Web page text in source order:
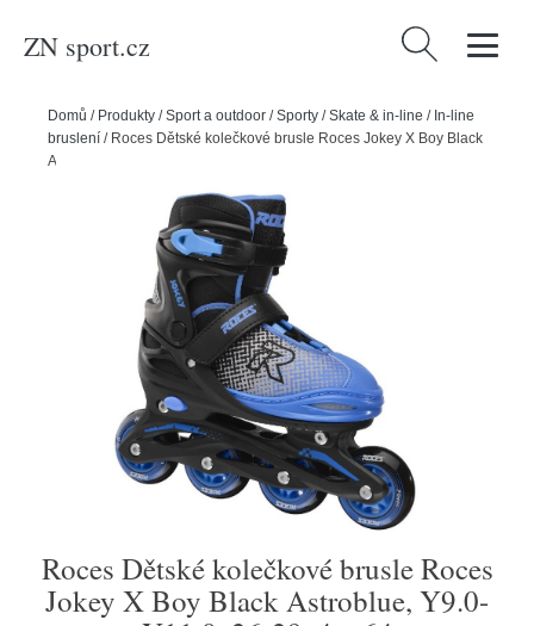
ZN sport.cz Vyhledávání
Domů / Produkty /Sport a outdoor /Sporty /Skate & in-line / In-line
bruslení / Roces Dětské kolečkové brusle Roces Jokey X Boy Black
Astroblue, Y9.0-Y11.0, 26-29, 4x, 64
Roces Dětské kolečkové brusle Roces
Jokey X Boy Black Astroblue, Y9.0-